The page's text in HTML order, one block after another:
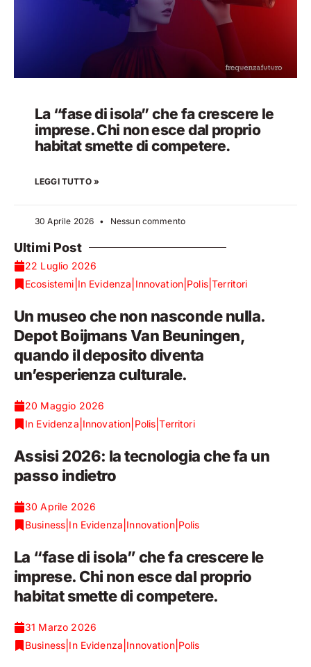
La “fase di isola” che fa crescere le
imprese. Chi non esce dal proprio
habitat smette di competere.
LEGGI TUTTO »
30 Aprile 2026 Nessun commento
Ultimi Post
22 Luglio 2026
Ecosistemi In Evidenza Innovation Polis|Territori
Un museo che non nasconde nulla.
Depot Boijmans Van Beuningen,
quando il deposito diventa
un’esperienza culturale.
20 Maggio 2026
In Evidenza Innovation Polis |Territori
Assisi 2026: la tecnologia che fa un
passo indietro
30 Aprile 2026
Business In Evidenza Innovation| Polis
La “fase di isola” che fa crescere le
imprese. Chi non esce dal proprio
habitat smette di competere.
31 Marzo 2026
Business In Evidenza Innovation| Polis